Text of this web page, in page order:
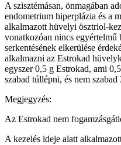
A szisztémásan, önmagában
endometrium hiperplázia és a
alkalmazott hüvelyi ösztriol-
vonatkozóan nincs
serkentésének elkerülése
alkalmazni az Estrokad
egyszer 0,5 g Estrokad, ami
szabad túllépni, és nem
Megjegyzés:
Az Estrokad nem
A kezelés ideje alatt